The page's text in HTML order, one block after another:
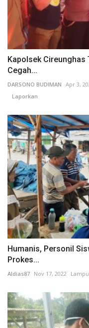
Kapolsek Cireunghas
Cegah...
DARSONO BUDIMAN Apr 3,
Laporkan
Humanis, Personil
Prokes...
Aldias87 Nov 17, 2022